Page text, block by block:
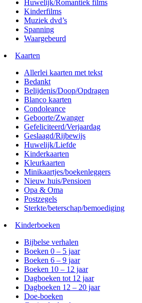
Huwelijk/Romantiek films
Kinderfilms
Muziek dvd’s
Spanning
Waargebeurd
Kaarten
Allerlei kaarten met tekst
Bedankt
Belijdenis/Doop/Opdragen
Blanco kaarten
Condoleance
Geboorte/Zwanger
Gefeliciteerd/Verjaardag
Geslaagd/Rijbewijs
Huwelijk/Liefde
Kinderkaarten
Kleurkaarten
Minikaartjes/boekenleggers
Nieuw huis/Pensioen
Opa & Oma
Postzegels
Sterkte/beterschap/bemoediging
Kinderboeken
Bijbelse verhalen
Boeken 0 – 5 jaar
Boeken 6 – 9 jaar
Boeken 10 – 12 jaar
Dagboeken tot 12 jaar
Dagboeken 12 – 20 jaar
Doe-boeken